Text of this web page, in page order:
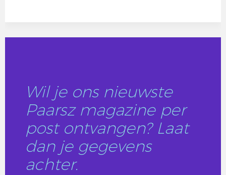
Wil je ons nieuwste
Paarsz magazine per
post ontvangen? Laat
dan je gegevens
achter.